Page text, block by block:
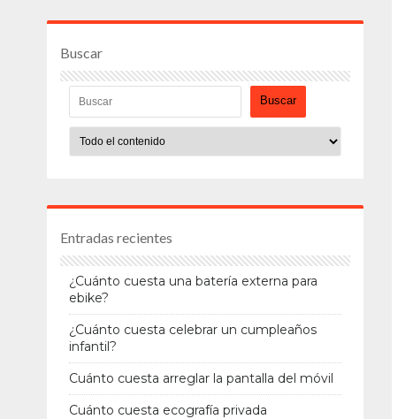
Buscar
Buscar
Entradas recientes
¿Cuánto cuesta una batería externa para
ebike?
¿Cuánto cuesta celebrar un cumpleaños
infantil?
Cuánto cuesta arreglar la pantalla del móvil
Cuánto cuesta ecografía privada